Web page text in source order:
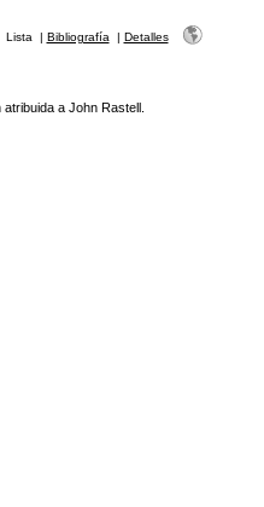
Lista | Bibliografía | Detalles
a John Rastell.